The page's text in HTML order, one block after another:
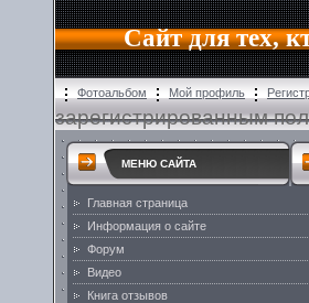
Сайт для тех,
Фотоальбом Мой профиль
зарегистрированным
МЕНЮ САЙТА
Главная страница
Информация о сайте
Форум
Видео
Книга отзывов